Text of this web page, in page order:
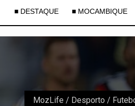
■ DESTAQUE ■ MOCAMBIQUE
MozLife / Desporto /